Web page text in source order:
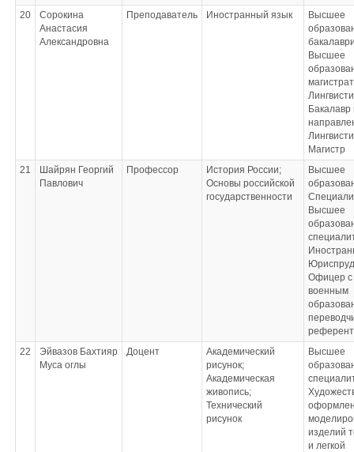
20
Сорокина
Анастасия
Александровна
Преподаватель Иностранный язык
Высшее
Высшее
Бакалавр
Магистр
21
Шайрян Георгий
Павлович
Профессор
История России;
Основы российской
государственности
Высшее
Высшее
Офицер
военным
22
Эйвазов Бахтияр
Муса оглы
Доцент
Академический
рисунок;
Академическая
живопись;
Технический
рисунок
Высшее
изделий
и легкой